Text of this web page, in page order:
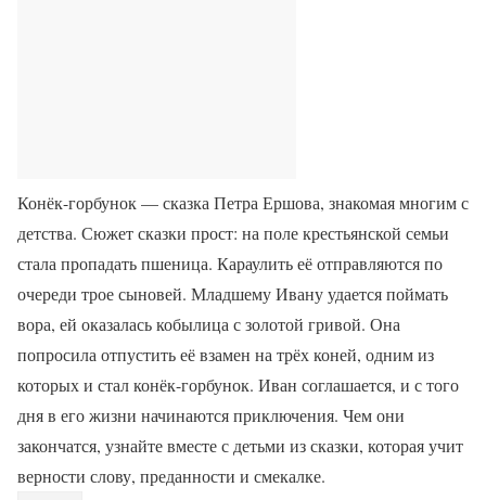
Конёк-горбунок — сказка Петра Ершова, знакомая многим с
детства. Сюжет сказки прост: на поле крестьянской семьи
стала пропадать пшеница. Караулить её отправляются по
очереди трое сыновей. Младшему Ивану удается поймать
вора, ей оказалась кобылица с золотой гривой. Она
попросила отпустить её взамен на трёх коней, одним из
которых и стал конёк-горбунок. Иван соглашается, и с того
дня в его жизни начинаются приключения. Чем они
закончатся, узнайте вместе с детьми из сказки, которая учит
верности слову, преданности и смекалке.